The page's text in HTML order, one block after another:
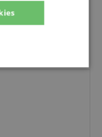
dans notre
client.
Ciblage